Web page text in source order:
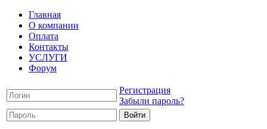
Главная
О компании
Оплата
Контакты
УСЛУГИ
Форум
Регистрация
Забыли пароль?